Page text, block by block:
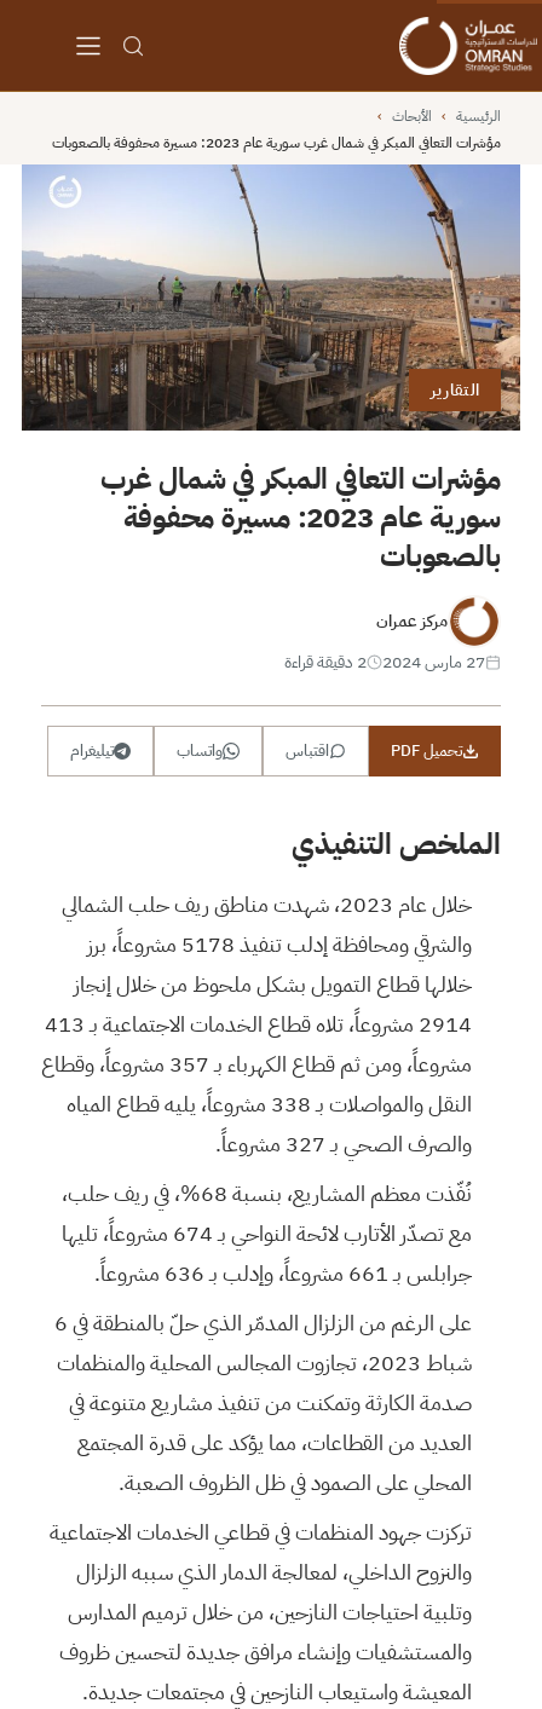
الرئيسية › الأبحاث ›
مؤشرات التعافي المبكر في شمال غرب سورية عام 2023: مسيرة محفوفة بالصعوبات
التقارير
مؤشرات التعافي المبكر في شمال غرب
سورية عام 2023: مسيرة محفوفة
بالصعوبات
مركز عمران
27 مارس 2024
2 دقيقة قراءة
تحميل PDF اقتباس واتساب تيليغرام
الملخص التنفيذي
خلال عام 2023، شهدت مناطق ريف حلب الشمالي
والشرقي ومحافظة إدلب تنفيذ 5178 مشروعاً، برز
خلالها قطاع التمويل بشكل ملحوظ من خلال إنجاز
2914 مشروعاً، تلاه قطاع الخدمات الاجتماعية بـ 413
مشروعاً، ومن ثم قطاع الكهرباء بـ 357 مشروعاً، وقطاع
النقل والمواصلات بـ 338 مشروعاً، يليه قطاع المياه
والصرف الصحي بـ 327 مشروعاً.
نُفّذت معظم المشاريع، بنسبة 68%، في ريف حلب،
مع تصدّر الأتارب لائحة النواحي بـ 674 مشروعاً، تليها
جرابلس بـ 661 مشروعاً، وإدلب بـ 636 مشروعاً.
على الرغم من الزلزال المدمّر الذي حلّ بالمنطقة في 6
شباط 2023، تجازوت المجالس المحلية والمنظمات
صدمة الكارثة وتمكنت من تنفيذ مشاريع متنوعة في
العديد من القطاعات، مما يؤكد على قدرة المجتمع
المحلي على الصمود في ظل الظروف الصعبة.
تركزت جهود المنظمات في قطاعي الخدمات الاجتماعية
والنزوح الداخلي، لمعالجة الدمار الذي سببه الزلزال
وتلبية احتياجات النازحين، من خلال ترميم المدارس
والمستشفيات وإنشاء مرافق جديدة لتحسين ظروف
المعيشة واستيعاب النازحين في مجتمعات جديدة.